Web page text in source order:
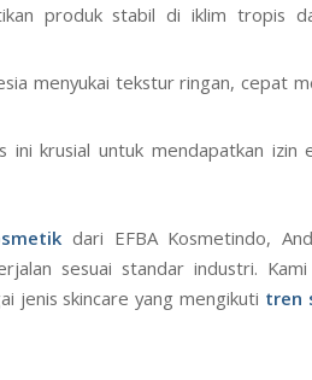
produk stabil di iklim tropis
menyukai tekstur ringan, cepat
ini krusial untuk mendapatkan izin
dari EFBA Kosmetindo,
sesuai standar industri. Kami
jenis skincare yang mengikuti tren